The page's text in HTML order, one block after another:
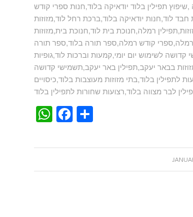
תפילין בלוד יודאיקה בלוד,חנות ספרי קודש
לוד,חנות יודאיקה בלוד,ברכת רחל לוד,מזוזות
רמלה,חנוכת בית לוד,חנוכת בית,מזוזות
קודש רמלה,ספר תורה בלוד,ספר תורה
לשימוש יום יומי,קמעות וברכות לוד,גופיות
בבאר יעקב,תפילין באר יעקב,תשמישי קדושה
לתפילין בלוד,בתי מזוזות מעוצבות בלוד,כיסויים
WhatsApp
Facebook